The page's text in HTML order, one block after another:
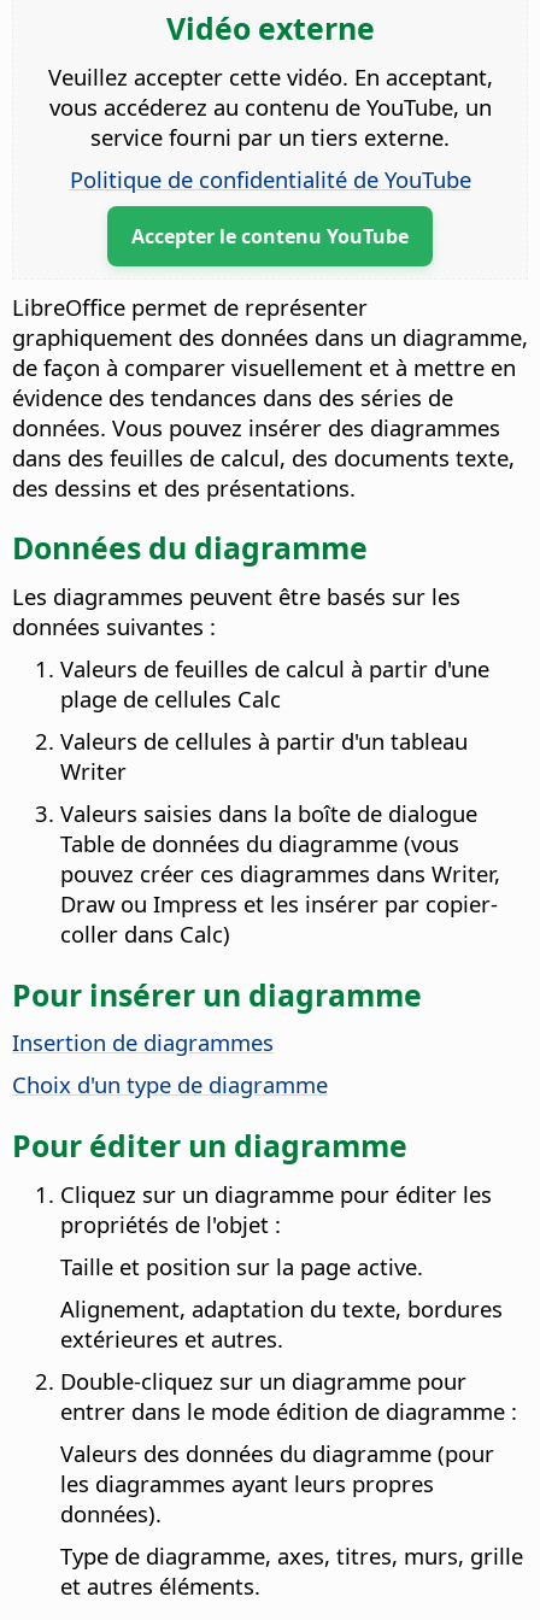
Vidéo externe
Veuillez accepter cette vidéo. En acceptant,
vous accéderez au contenu de YouTube, un
service fourni par un tiers externe.
Politique de confidentialité de YouTube
Accepter le contenu YouTube
LibreOffice permet de représenter
graphiquement des données dans un diagramme,
de façon à comparer visuellement et à mettre en
évidence des tendances dans des séries de
données. Vous pouvez insérer des diagrammes
dans des feuilles de calcul, des documents texte,
des dessins et des présentations.
Données du diagramme
Les diagrammes peuvent être basés sur les
données suivantes :
Valeurs de feuilles de calcul à partir d'une
plage de cellules Calc
Valeurs de cellules à partir d'un tableau
Writer
Valeurs saisies dans la boîte de dialogue
Table de données du diagramme (vous
pouvez créer ces diagrammes dans Writer,
Draw ou Impress et les insérer par copier-
coller dans Calc)
Pour insérer un diagramme
Insertion de diagrammes
Choix d'un type de diagramme
Pour éditer un diagramme
Cliquez sur un diagramme pour éditer les
propriétés de l'objet :
Taille et position sur la page active.
Alignement, adaptation du texte, bordures
extérieures et autres.
Double-cliquez sur un diagramme pour
entrer dans le mode édition de diagramme :
Valeurs des données du diagramme (pour
les diagrammes ayant leurs propres
données).
Type de diagramme, axes, titres, murs, grille
et autres éléments.